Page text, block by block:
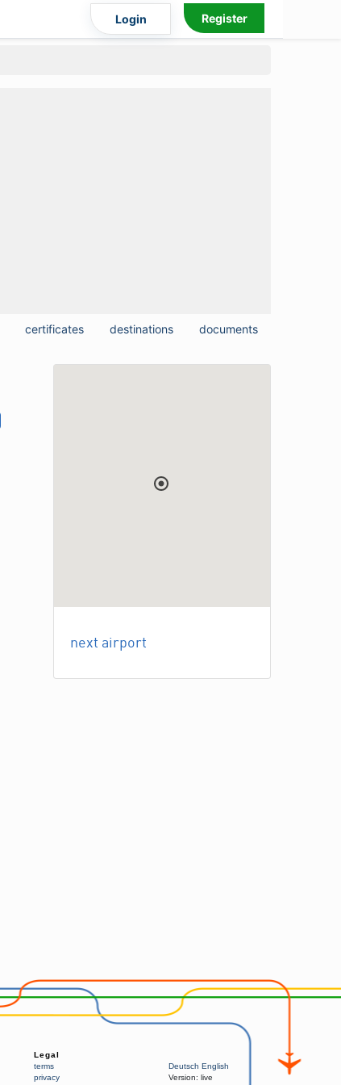
Login Register
certificates destinations documents
next airport
Legal
terms
privacy
Deutsch English
Version: live